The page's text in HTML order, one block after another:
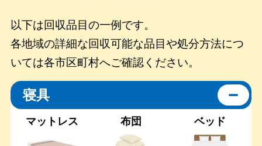
以下は回収品目の一例です。
各地域の詳細な回収可能な品目や処分方法につ
いては各市区町村へご確認ください。
寝具
マットレス 布団 ベッド